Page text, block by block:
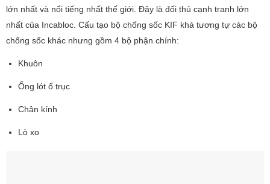
lớn nhất và nổi tiếng nhất thế giới. Đây là đối thủ cạnh tranh lớn
nhất của Incabloc. Cấu tạo bộ chống sốc KIF khá tương tự các bộ
chống sốc khác nhưng gồm 4 bộ phận chính:
Khuôn
Ống lót ổ trục
Chân kính
Lò xo